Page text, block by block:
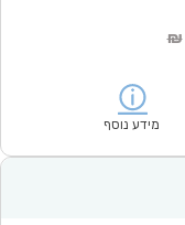
₪
מידע נוסף